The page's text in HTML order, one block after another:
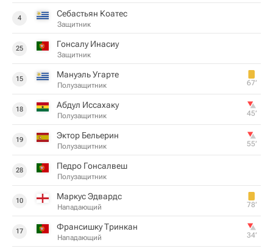
4 Себастьян Коатес
Защитник
25 Гонсалу Инасиу
Защитник
15 Мануэль Угарте
Полузащитник 67‎’‎
18 Абдул Иссахаку
Полузащитник 45‎’‎
19 Эктор Бельерин
Полузащитник 55‎’‎
28 Педро Гонсалвеш
Полузащитник
10 Маркус Эдвардс
Нападающий 78‎’‎
17 Франсишку Тринкан
Нападающий 34‎’‎